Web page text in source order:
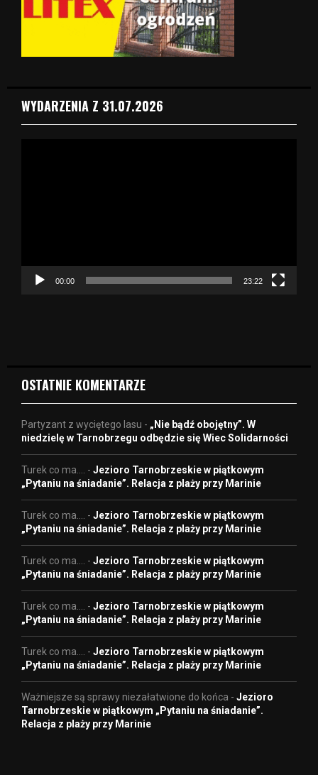
WYDARZENIA Z 31.07.2026
c
00:00 23:22
OSTATNIE KOMENTARZE
Partyzant z wyciętego lasu - „Nie bądź obojętny”. W
niedzielę w Tarnobrzegu odbędzie się Wiec Solidarności
Turek co ma.... - Jezioro Tarnobrzeskie w piątkowym
„Pytaniu na śniadanie”. Relacja z plaży przy Marinie
Turek co ma.... - Jezioro Tarnobrzeskie w piątkowym
„Pytaniu na śniadanie”. Relacja z plaży przy Marinie
Turek co ma.... - Jezioro Tarnobrzeskie w piątkowym
„Pytaniu na śniadanie”. Relacja z plaży przy Marinie
Turek co ma.... - Jezioro Tarnobrzeskie w piątkowym
„Pytaniu na śniadanie”. Relacja z plaży przy Marinie
Turek co ma.... - Jezioro Tarnobrzeskie w piątkowym
„Pytaniu na śniadanie”. Relacja z plaży przy Marinie
Ważniejsze są sprawy niezałatwione do końca - Jezioro
Tarnobrzeskie w piątkowym „Pytaniu na śniadanie”.
Relacja z plaży przy Marinie